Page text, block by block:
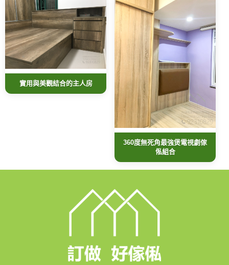
實用與美觀結合的主人房
360度無死角最強煲電視劇傢
俬組合